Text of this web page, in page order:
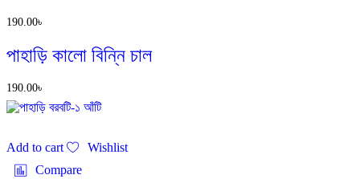
190.00৳
পাহাড়ি কালো বিন্নি চাল
190.00৳
Add to cart
Wishlist
Compare